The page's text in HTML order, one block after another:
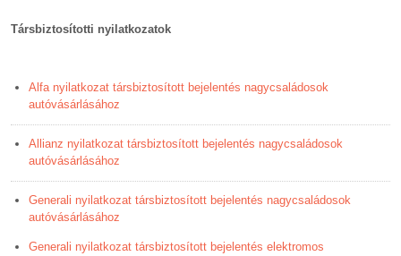
Társbiztosítotti nyilatkozatok
Alfa nyilatkozat társbiztosított bejelentés nagycsaládosok
autóvásárlásához
Allianz nyilatkozat társbiztosított bejelentés nagycsaládosok
autóvásárlásához
Generali nyilatkozat társbiztosított bejelentés nagycsaládosok
autóvásárlásához
Generali nyilatkozat társbiztosított bejelentés elektromos